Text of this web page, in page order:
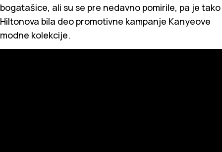
bogatašice, ali su se pre nedavno pomirile, pa je tako
Hiltonova bila deo promotivne kampanje Kanyeove
modne kolekcije.